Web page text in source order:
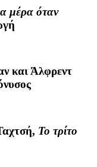
μέρα όταν
και Άλφρεντ
Το τρίτο